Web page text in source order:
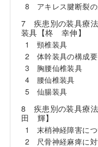
8 アキレス腱断裂
7 疾患別の装具療
装具【柊 幸伸】
1 頸椎装具
2 体幹装具の構成要
3 胸腰仙椎装具
4 腰仙椎装具
5 仙腸装具
8 疾患別の装具療
田 輝】
1 末梢神経障害につ
2 尺骨神経麻痺に対